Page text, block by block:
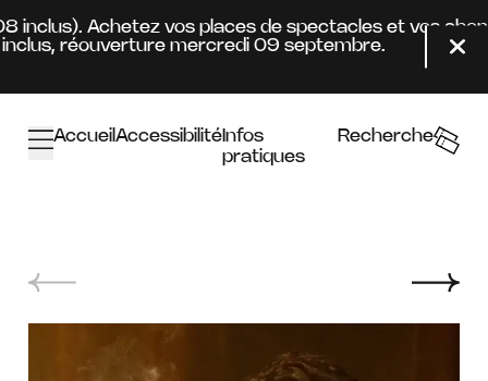
Achetez vos places de spectacles et vos
réouverture mercredi 09 septembre.
AccueilAccessibilitéInfos
pratiques
Recherche